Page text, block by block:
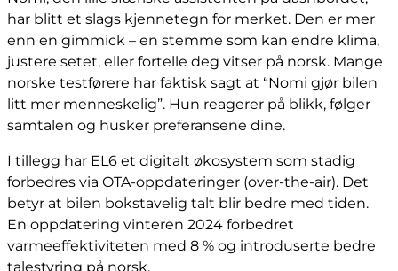
har blitt et slags kjennetegn for merket. Den er mer
enn en gimmick – en stemme som kan endre klima,
justere setet, eller fortelle deg vitser på norsk. Mange
norske testførere har faktisk sagt at “Nomi gjør bilen
litt mer menneskelig”. Hun reagerer på blikk, følger
samtalen og husker preferansene dine.
I tillegg har EL6 et digitalt økosystem som stadig
forbedres via OTA-oppdateringer (over-the-air). Det
betyr at bilen bokstavelig talt blir bedre med tiden.
En oppdatering vinteren 2024 forbedret
varmeeffektiviteten med 8 % og introduserte bedre
talestyring på norsk.